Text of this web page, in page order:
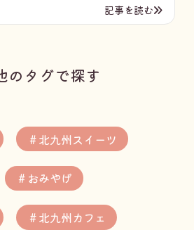
記事を読む
のタグで探す
＃北九州スイーツ
＃おみやげ
＃北九州カフェ